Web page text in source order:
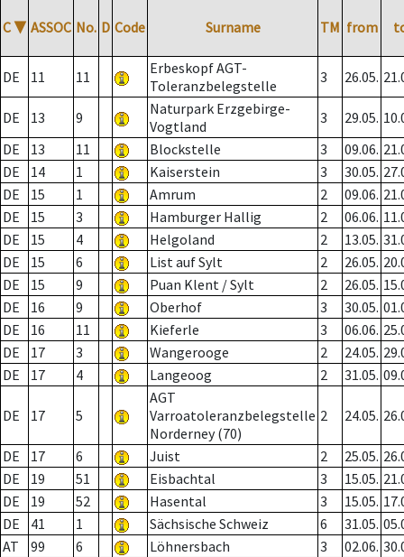
C ▼ ASSOC No. D Code Surname TM from
DE 11 11
Erbeskopf AGT-
Toleranzbelegstelle
3 26.05.
DE 13 9
Naturpark Erzgebirge-
Vogtland
3 29.05.
DE
13 11 Blockstelle 3 09.06.
DE
14 1 Kaiserstein 3 30.05.
DE
15 1 Amrum 2 09.06.
DE
15 3 Hamburger Hallig 2 06.06.
DE
15 4 Helgoland 2 13.05.
DE
15 6 List auf Sylt 2 26.05.
DE
15 9 Puan Klent / Sylt 2 26.05.
DE
16 9 Oberhof 3 30.05.
DE
16 11 Kieferle 3 06.06.
DE
17 3 Wangerooge 2 24.05.
DE
17 4 Langeoog 2 31.05.
DE 17 5
AGT
Varroatoleranzbelegstelle
Norderney (70)
2 24.05.
DE 17 6 Juist 2 25.05.
DE
19 51 Eisbachtal 3 15.05.
DE
19 52 Hasental 3 15.05.
DE
41 1 Sächsische Schweiz 6 31.05.
AT
99 6 Löhnersbach 3 02.06.